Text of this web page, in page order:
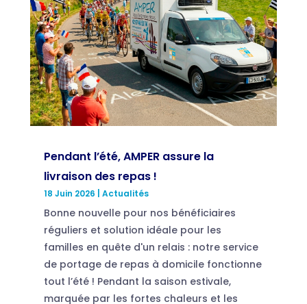
Pendant l’été, AMPER assure la
livraison des repas !
18 Juin 2026 Actualités
Bonne nouvelle pour nos bénéficiaires
réguliers et solution idéale pour les
familles en quête d'un relais : notre service
de portage de repas à domicile fonctionne
tout l’été ! Pendant la saison estivale,
marquée par les fortes chaleurs et les